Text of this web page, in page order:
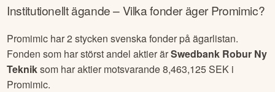
Institutionellt ägande – Vilka fonder ägerPromimic?
Promimic har2 stycken svenska fonder på ägarlistan.
Fonden som har störst andel aktier ärSwedbank Robur Ny
Tekniksom har aktier motsvarande8,463,125SEK i
Promimic.